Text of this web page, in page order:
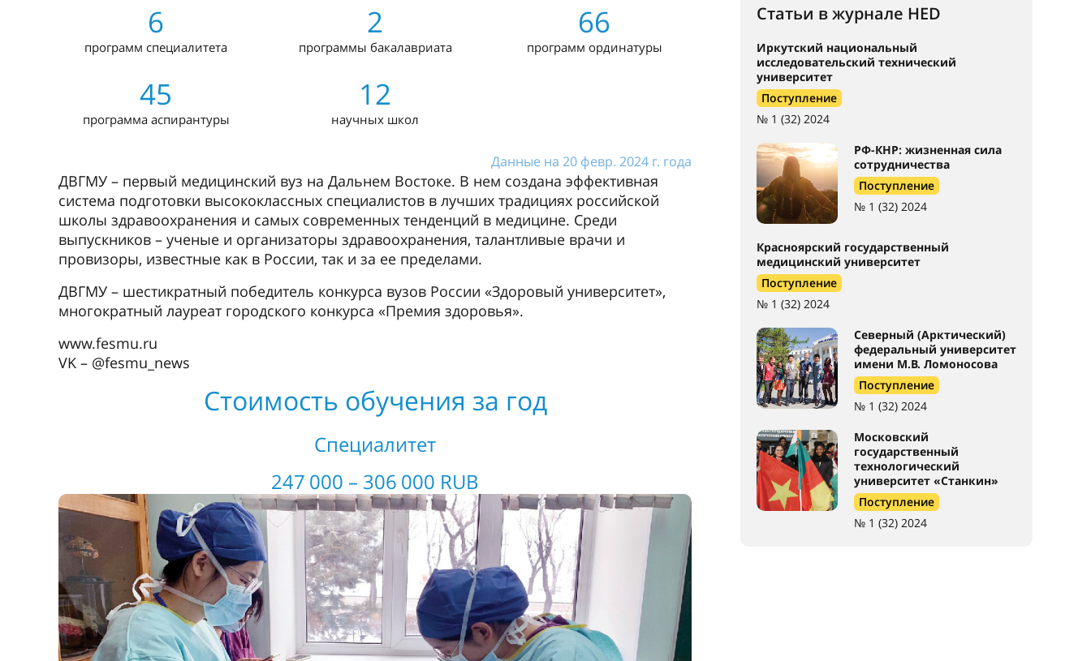
6
программ специалитета
2
программы бакалавриата
66
программ ординатуры
45
программа аспирантуры
12
научных школ
Данные на 20 февр. 2024 г. года
ДВГМУ – первый медицинский вуз на Дальнем Востоке. В нем создана эффективная
система подготовки высококлассных специалистов в лучших традициях российской
школы здравоохранения и самых современных тенденций в медицине. Среди
выпускников – ученые и организаторы здравоохранения, талантливые врачи и
провизоры, известные как в России, так и за ее пределами.
ДВГМУ – шестикратный победитель конкурса вузов России «Здоровый университет»,
многократный лауреат городского конкурса «Премия здоровья».
www.fesmu.ru
VK – @fesmu_news
Стоимость обучения за год
Специалитет
247 000 – 306 000 RUB
Статьи в журнале HED
Иркутский национальный
исследовательский технический
университет
Поступление
№ 1 (32) 2024
РФ-КНР: жизненная сила
сотрудничества
Поступление
№ 1 (32) 2024
Красноярский государственный
медицинский университет
Поступление
№ 1 (32) 2024
Северный (Арктический)
федеральный университет
имени М.В. Ломоносова
Поступление
№ 1 (32) 2024
Московский
государственный
технологический
университет «Станкин»
Поступление
№ 1 (32) 2024